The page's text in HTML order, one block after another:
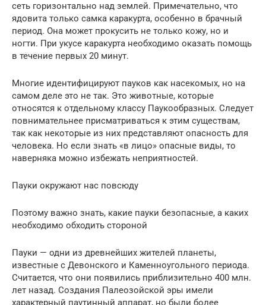
сеть горизонтально над землей. Примечательно, что
ядовита только самка каракурта, особенно в брачный
период. Она может прокусить не только кожу, но и
ногти. При укусе каракурта необходимо оказать помощь
в течение первых 20 минут.
Многие идентифицируют пауков как насекомых, но на
самом деле это не так. Это животные, которые
относятся к отдельному классу Паукообразных. Следует
повнимательнее присматриваться к этим существам,
так как некоторые из них представляют опасность для
человека. Но если знать «в лицо» опасные виды, то
наверняка можно избежать неприятностей.
Пауки окружают нас повсюду
Поэтому важно знать, какие пауки безопасные, а каких
необходимо обходить стороной
Пауки — одни из древнейших жителей планеты,
известные с Девонского и Каменноугольного периода.
Считается, что они появились приблизительно 400 млн.
лет назад. Создания Палеозойской эры имели
характерный паутинный аппарат, но были более